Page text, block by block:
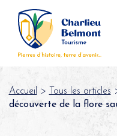
Accueil > Tous les articles
découverte de la flore
Panneau de gestion des